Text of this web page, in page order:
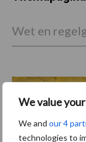
We value
We and our 4
technologies to
Wet en